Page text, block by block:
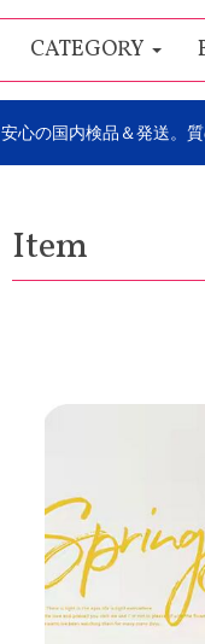
CATEGORY
安心の国内検品＆発送。
Item